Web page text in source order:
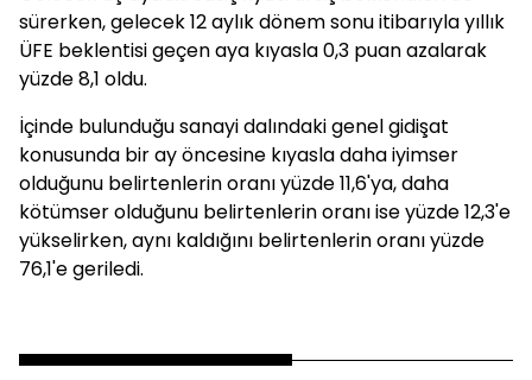
sürerken, gelecek 12 aylık dönem sonu itibarıyla yıllık
ÜFE beklentisi geçen aya kıyasla 0,3 puan azalarak
yüzde 8,1 oldu.
İçinde bulunduğu sanayi dalındaki genel gidişat
konusunda bir ay öncesine kıyasla daha iyimser
olduğunu belirtenlerin oranı yüzde 11,6'ya, daha
kötümser olduğunu belirtenlerin oranı ise yüzde 12,3'e
yükselirken, aynı kaldığını belirtenlerin oranı yüzde
76,1'e geriledi.